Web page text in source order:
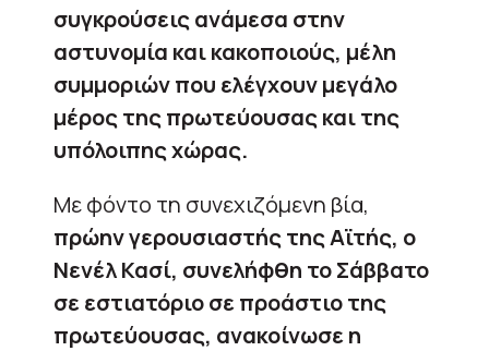
συγκρούσεις ανάμεσα στην
αστυνομία και κακοποιούς, μέλη
συμμοριών που ελέγχουν μεγάλο
μέρος της πρωτεύουσας και της
υπόλοιπης χώρας.
Με φόντο τη συνεχιζόμενη βία,
πρώην γερουσιαστής της Αϊτής, ο
Νενέλ Κασί, συνελήφθη το Σάββατο
σε εστιατόριο σε προάστιο της
πρωτεύουσας, ανακοίνωσε η